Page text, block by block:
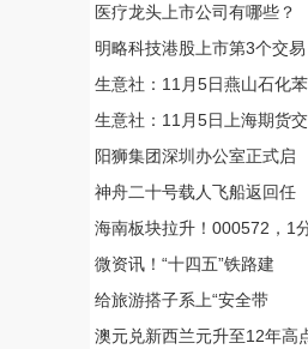
医疗龙头上市公司有哪些？
明略科技港股上市第3个交易
生意社：11月5日燕山石化苯
生意社：11月5日上海期货交
阳狮集团深圳办公室正式启
神舟二十号载人飞船返回任
海南板块拉升！000572，1
微资讯！“十四五”铁路建
​给旅游搭子系上“安全带
澳元兑新西兰元升至12年高